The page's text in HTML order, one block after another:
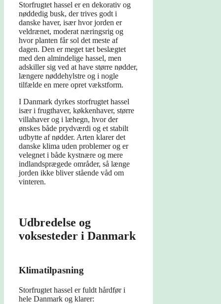
Storfrugtet hassel er en dekorativ og
nøddedig busk, der trives godt i
danske haver, især hvor jorden er
veldrænet, moderat næringsrig og
hvor planten får sol det meste af
dagen. Den er meget tæt beslægtet
med den almindelige hassel, men
adskiller sig ved at have større nødder,
længere nøddehylstre og i nogle
tilfælde en mere opret vækstform.
I Danmark dyrkes storfrugtet hassel
især i frugthaver, køkkenhaver, større
villahaver og i læhegn, hvor der
ønskes både prydværdi og et stabilt
udbytte af nødder. Arten klarer det
danske klima uden problemer og er
velegnet i både kystnære og mere
indlandsprægede områder, så længe
jorden ikke bliver stående våd om
vinteren.
Udbredelse og
voksesteder i Danmark
Klimatilpasning
Storfrugtet hassel er fuldt hårdfør i
hele Danmark og klarer: